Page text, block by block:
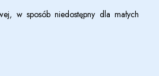
w sposób niedostępny dla małych